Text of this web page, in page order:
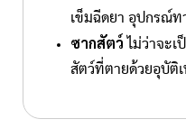
เข็มฉีดยา อุป
ซากสัตว์ ไม่ว่าจะ